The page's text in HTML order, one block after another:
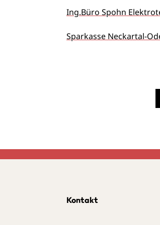
Ing.Büro Spohn
Sparkasse Neckartal-
Kontakt